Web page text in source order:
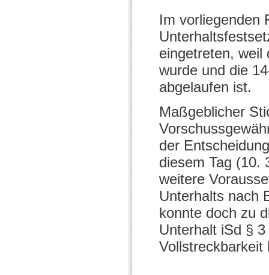
Im vorliegenden
eingetreten, weil
wurde und die
abgelaufen ist.
Maßgeblicher
der
diesem Tag (10.
weitere
Unterhalts nach
konnte doch zu
Unterhalt iSd §
Vollstreckbarkeit